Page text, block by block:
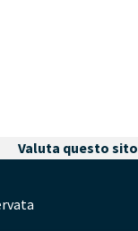
Valuta questo sito